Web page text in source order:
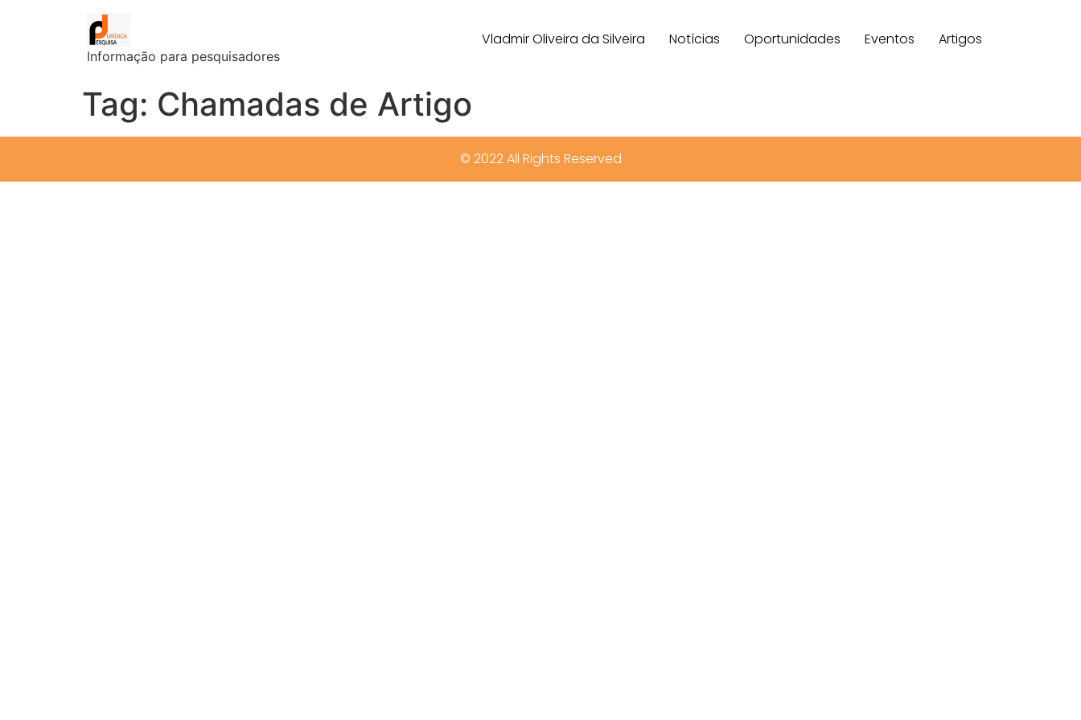
Informação para pesquisadores
Vladmir Oliveira da Silveira Notícias Oportunidades Eventos Artigos
Tag: Chamadas de Artigo
© 2022 All Rights Reserved